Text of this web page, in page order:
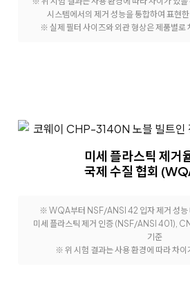
시스템에서의 제거 성능을 통합하여 표현
※ 실제 필터 사이즈와 외관 형상은 제품별로
미세 플라스틱 제거
국제 수질 협회
※ WQA부터 NSF/ANSI 42 입자 제거 성능
미세 플라스틱 제거 인증 (NSF/ANSI 401),
기준
※ 위 시험 결과는 사용 환경에 따라 차이